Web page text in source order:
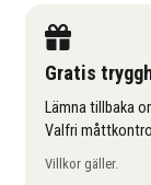
Gratis
Lämna tillbaka
Valfri
Villkor gäller.